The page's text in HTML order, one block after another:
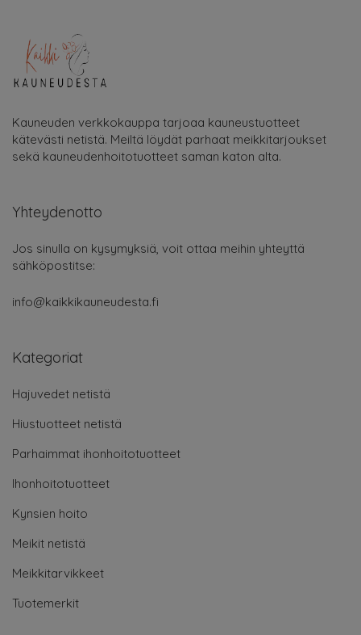
Kauneuden verkkokauppa tarjoaa kauneustuotteet
kätevästi netistä. Meiltä löydät parhaat meikkitarjoukset
sekä kauneudenhoitotuotteet saman katon alta.
Yhteydenotto
Jos sinulla on kysymyksiä, voit ottaa meihin yhteyttä
sähköpostitse:
info@kaikkikauneudesta.fi
Kategoriat
Hajuvedet netistä
Hiustuotteet netistä
Parhaimmat ihonhoitotuotteet
Ihonhoitotuotteet
Kynsien hoito
Meikit netistä
Meikkitarvikkeet
Tuotemerkit